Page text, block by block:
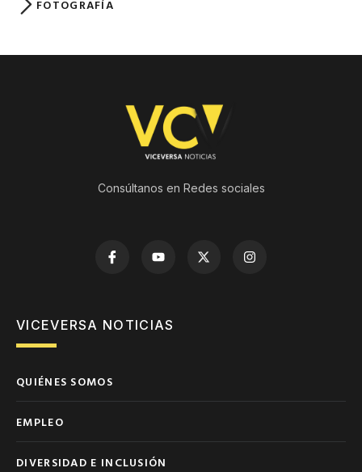
FOTOGRAFÍA
Consúltanos en Redes sociales
VICEVERSA NOTICIAS
QUIÉNES SOMOS
EMPLEO
DIVERSIDAD E INCLUSIÓN